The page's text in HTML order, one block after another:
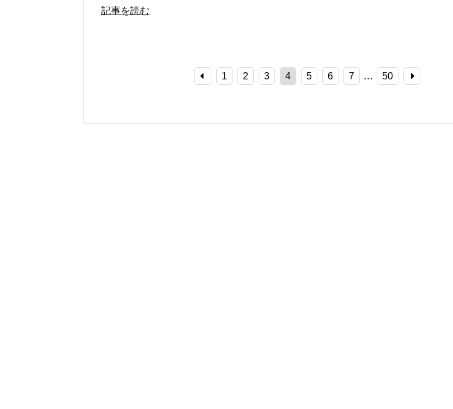
記事を読む
1 2 3 4 5 6 7 … 50